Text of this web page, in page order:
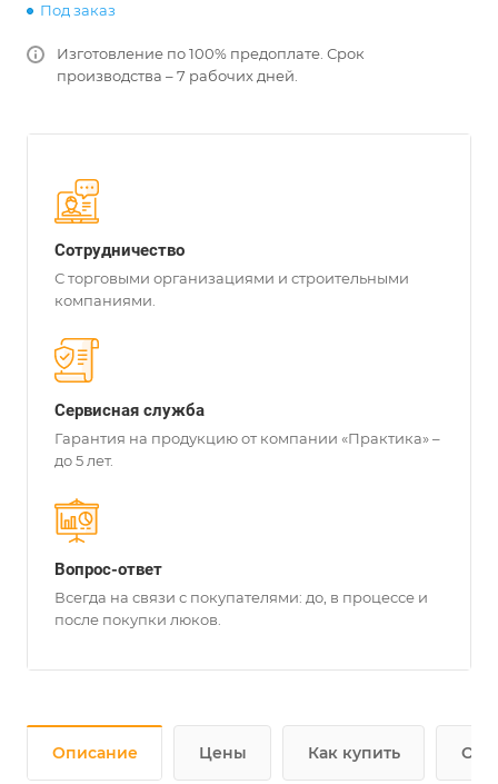
Под заказ
Изготовление по 100% предоплате. Срок
производства – 7 рабочих дней.
Сотрудничество
С торговыми организациями и строительными
компаниями.
Сервисная служба
Гарантия на продукцию от компании «Практика» –
до 5 лет.
Вопрос-ответ
Всегда на связи с покупателями: до, в процессе и
после покупки люков.
Описание Цены Как купить